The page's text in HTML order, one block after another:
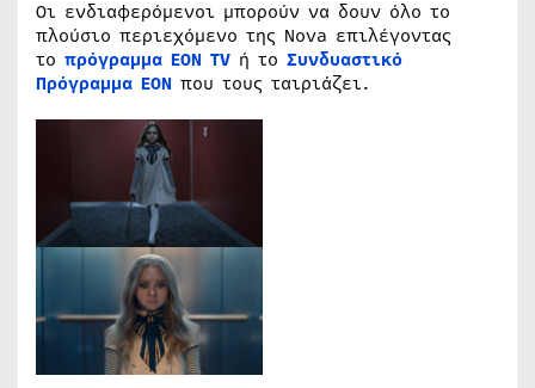
Οι ενδιαφερόμενοι μπορούν να δουν όλο το
πλούσιο περιεχόμενο της Nova επιλέγοντας
το πρόγραμμα ΕΟΝ ΤV ή το Συνδυαστικό
Πρόγραμμα ΕΟΝ που τους ταιριάζει.